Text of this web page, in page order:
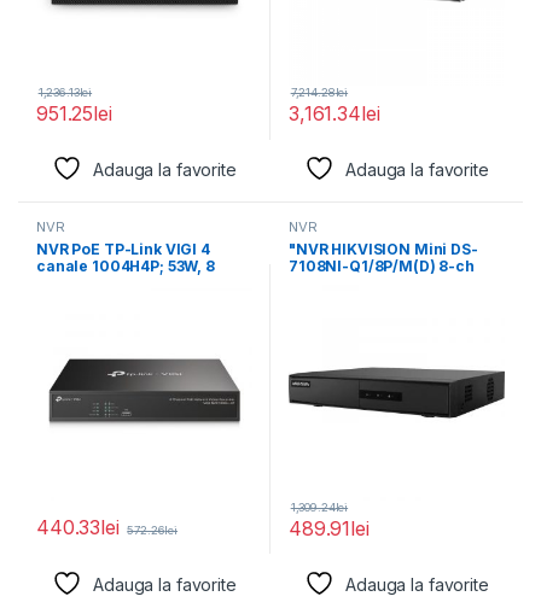
951.25lei
1,236.13lei
Adauga la favorite
3,161.34lei
7,214.28lei
Adauga la favorite
NVR
NVR PoE TP-Link VIGI 4
canale 1004H4P; 53W, 8
440.33lei 572.26lei
Adauga la favorite
NVR
"NVR HIKVISION Mini DS-
7108NI-Q1/8P/M(D) 8-ch
489.91lei
1,309.24lei
Adauga la favorite